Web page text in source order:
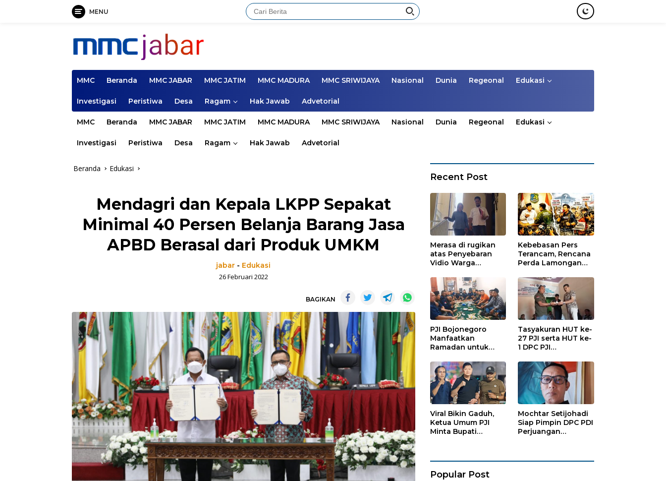
MENU
MMC Beranda MMC JABAR MMC JATIM MMC MADURA MMC SRIWIJAYA Nasional Dunia Regeonal Edukasi
Investigasi Peristiwa Desa Ragam Hak Jawab Advetorial
MMC Beranda MMC JABAR MMC JATIM MMC MADURA MMC SRIWIJAYA Nasional Dunia Regeonal Edukasi
Investigasi Peristiwa Desa Ragam Hak Jawab Advetorial
Beranda Edukasi
Mendagri dan Kepala LKPP Sepakat
Minimal 40 Persen Belanja Barang Jasa
APBD Berasal dari Produk UMKM
jabar - Edukasi
26 Februari 2022
BAGIKAN
Recent Post
Merasa di rugikan
atas Penyebaran
Vidio Warga
Ke Polres
Bojonegoro
Kebebasan Pers
Terancam, Rencana
Perda Lamongan
PJI Bojonegoro
Manfaatkan
Ramadan untuk
Organisasi dan
Kebersamaan
Tasyakuran HUT ke-
27 PJI serta HUT ke-
1 DPC PJI
Hadiri Puluhan
Wartawan
Viral Bikin Gaduh,
Ketua Umum PJI
Minta Bupati
Mochtar Setijohadi
Siap Pimpin DPC PDI
Perjuangan
Popular Post